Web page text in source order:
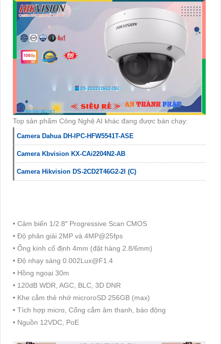
Top sản phẩm Công Nghệ AI khác đang được bán chạy:
Camera Dahua DH-IPC-HFW5541T-ASE
Camera Kbvision KX-CAi2204N2-AB
Camera Hikvision DS-2CD2T46G2-2I (C)
• Cảm biến 1/2.8″ Progressive Scan CMOS
• Độ phân giải 2MP và 4MP@25fps
• Ống kính cố định 4mm (đặt hàng 2.8/6mm)
• Độ nhạy sáng 0.002Lux@F1.4
• Hồng ngoại 30m
• 120dB WDR, AGC, BLC, 3D DNR
• Khe cắm thẻ nhớ microroSD 256GB (max)
• Tích hợp micro, Cổng cắm âm thanh, báo động
• Nguồn 12VDC, PoE